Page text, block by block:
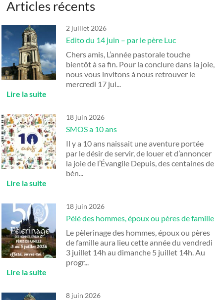
Articles récents
2 juillet 2026
Edito du 14 juin – par le père Luc
Chers amis, L’année pastorale touche
bientôt à sa fin. Pour la conclure dans la joie,
nous vous invitons à nous retrouver le
mercredi 17 jui...
18 juin 2026
SMOS a 10 ans
Il y a 10 ans naissait une aventure portée
par le désir de servir, de louer et d’annoncer
la joie de l’Évangile Depuis, des centaines de
bén...
18 juin 2026
Pélé des hommes, époux ou pères de famille
Le pèlerinage des hommes, époux ou pères
de famille aura lieu cette année du vendredi
3 juillet 14h au dimanche 5 juillet 14h. Au
progr...
8 juin 2026